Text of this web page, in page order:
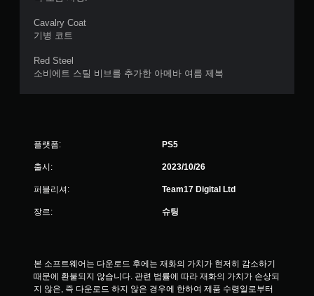
Cavalry Coat
기병 코트
Red Steel
소비에트 스틸 비브를 추가한 아메바 여름 제복
플랫폼: PS5
출시: 2023/10/26
퍼블리셔: Team17 Digital Ltd
장르: 슈팅
본 소프트웨어는 다운로드 후에는 재화의 가치가 현저히 감소하기
때문에 환불되지 않습니다. 관련 법률에 따라 재화의 가치가 손상되
지 않은, 즉 다운로드 하지 않은 경우에 한하여 제품 수령일로부터